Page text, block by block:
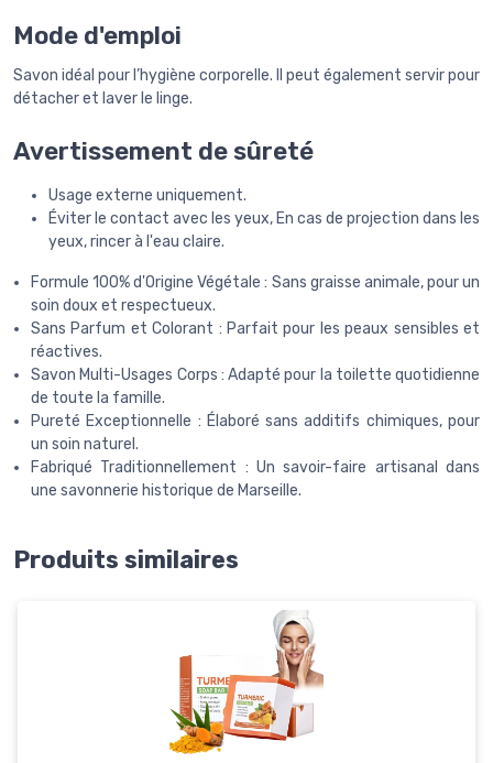
Mode d'emploi
Savon idéal pour l’hygiène corporelle. Il peut également servir pour
détacher et laver le linge.
Avertissement de sûreté
Usage externe uniquement.
Éviter le contact avec les yeux, En cas de projection dans les
yeux, rincer à l'eau claire.
Formule 100% d'Origine Végétale : Sans graisse animale, pour un
soin doux et respectueux.
Sans Parfum et Colorant : Parfait pour les peaux sensibles et
réactives.
Savon Multi-Usages Corps : Adapté pour la toilette quotidienne
de toute la famille.
Pureté Exceptionnelle : Élaboré sans additifs chimiques, pour
un soin naturel.
Fabriqué Traditionnellement : Un savoir-faire artisanal dans
une savonnerie historique de Marseille.
Produits similaires